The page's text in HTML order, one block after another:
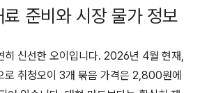
준비와 시장 물가 정보
히 신선한 오이입니다. 2026년 4월 현재,
로 취청오이 3개 묶음 가격은 2,800원에